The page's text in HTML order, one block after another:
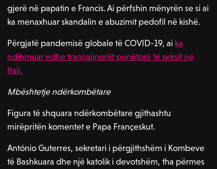
gjerë në papatin e Francis. Ai përfshin mënyrën se si ai
ka menaxhuar skandalin e abuzimit pedofil në kishë.
Përgjatë pandemisë globale të COVID-19, ai ka
ndihmuar edhe transgjinorët punëtorë të seksit në
Itali.
Mbështetje ndërkombëtare
Figura të shquara ndërkombëtare gjithashtu
mirëpritën komentet e Papa Françeskut.
António Guterres, sekretari i përgjithshëm i Kombeve
të Bashkuara dhe një katolik i devotshëm, tha përmes